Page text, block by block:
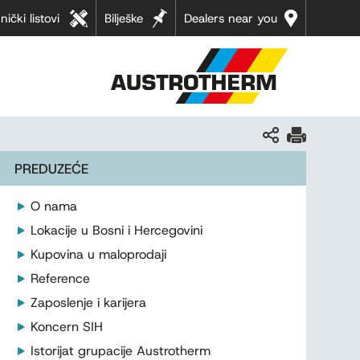
Dealers near you
Bilješke
listovi
PREDUZEĆE
O nama
Lokacije u Bosni i Hercegovini
Kupovina u maloprodaji
Reference
Zaposlenje i karijera
Koncern SIH
Istorijat grupacije Austrotherm